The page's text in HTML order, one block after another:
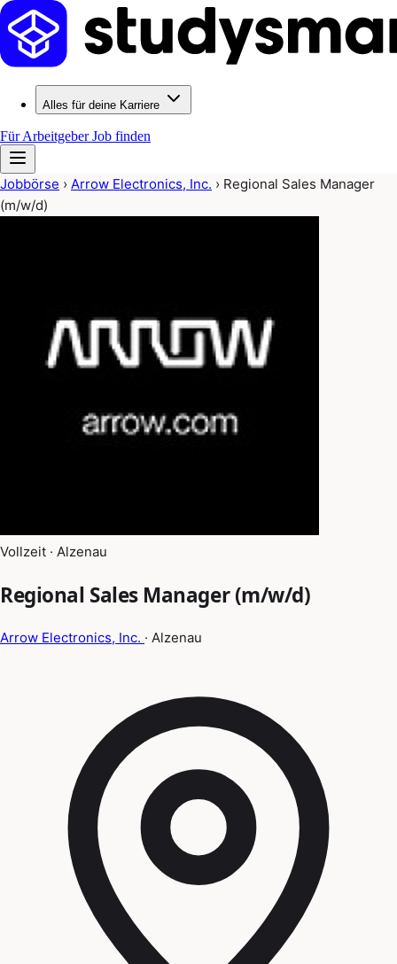
Alles für deine Karriere
Für ArbeitgeberJob finden
Jobbörse › Arrow Electronics, Inc. › Regional Sales Manager
(m/w/d)
Vollzeit · Alzenau
Regional Sales Manager (m/w/d)
Arrow Electronics, Inc. · Alzenau